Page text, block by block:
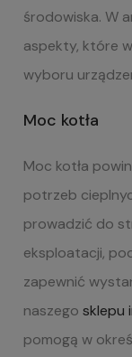
środowiska. W
aspekty, które
wyboru
Moc kotła
Moc kotła
potrzeb
prowadzić do
eksploatacji,
zapewnić
naszego sklepu
pomogą w